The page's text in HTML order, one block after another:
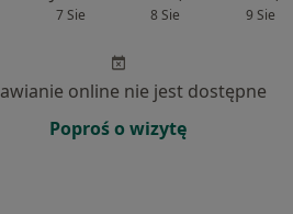
7 Sie 8 Sie 9 Sie
online nie jest dostępne
Poproś o wizytę